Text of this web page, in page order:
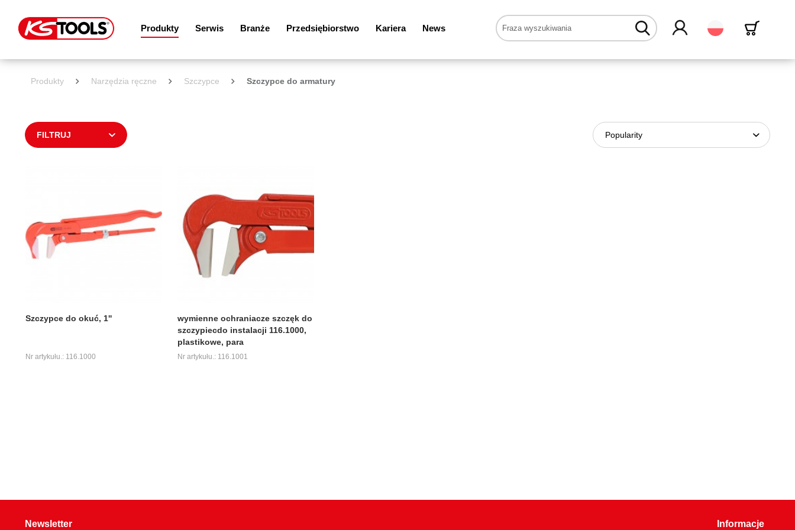
Produkty Serwis Branże Przedsiębiorstwo Kariera News Polski
Produkty Narzędzia ręczne Szczypce Szczypce do armatury
FILTRUJ
Szczypce do okuć, 1''
Nr artykułu.: 116.1000
wymienne ochraniacze szczęk do
szczypiecdo instalacji 116.1000,
plastikowe, para
Nr artykułu.: 116.1001
Newsletter Informacje